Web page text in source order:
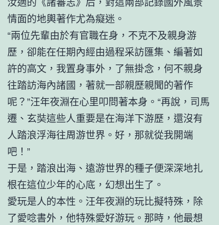
情面的地輿著作尤為癡迷。
“兩位先輩由於有官職在身，不克不及親身游
歷，卻能在任期內經由過程采訪匯集、編著如
許的高文，我置身事外，了無掛念，何不親身
往踏訪海內諸國，著就一部親歷親聞的著作
呢？”汪年夜淵在心里叩問著本身。“再說，司馬
遷、玄奘這些人重要是在海洋下游歷，還沒有
人踏浪浮海往周游世界。好，那就從我開端
吧！”
于是，踏浪出海、遠游世界的種子便深深地扎
根在這位少年的心底，幻想出生了。
愛玩是人的本性。汪年夜淵的玩比擬特殊，除
了愛唸書外，他特殊愛好游玩。那時，他最想